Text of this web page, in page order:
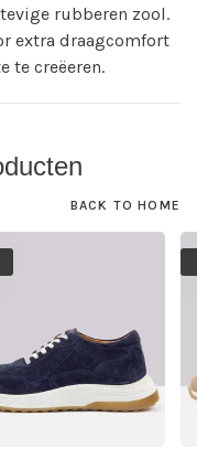
rubberen zool.
extra draagcomfort
te creëeren.
BACK TO HOME